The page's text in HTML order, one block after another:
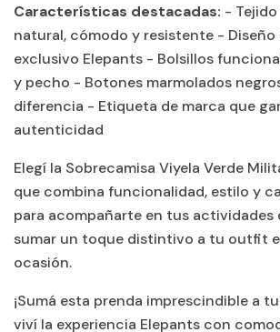
Características destacadas: -
natural, cómodo y resistente - Diseño
exclusivo Elepants - Bolsillos
y pecho - Botones marmolados
diferencia - Etiqueta de marca que
autenticidad
Elegí la Sobrecamisa Viyela Verde
que combina funcionalidad, estilo y
para acompañarte en tus actividades
sumar un toque distintivo a tu outfit
ocasión.
¡Sumá esta prenda imprescindible a
viví la experiencia Elepants con